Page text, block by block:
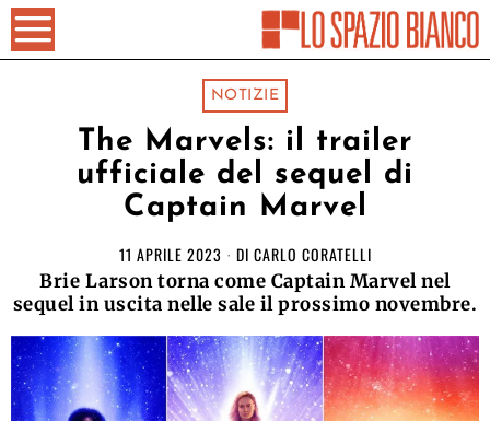
NOTIZIE
The Marvels: il trailer
ufficiale del sequel di
Captain Marvel
11 APRILE 2023 DI CARLO CORATELLI
Brie Larson torna come Captain Marvel nel
sequel in uscita nelle sale il prossimo novembre.